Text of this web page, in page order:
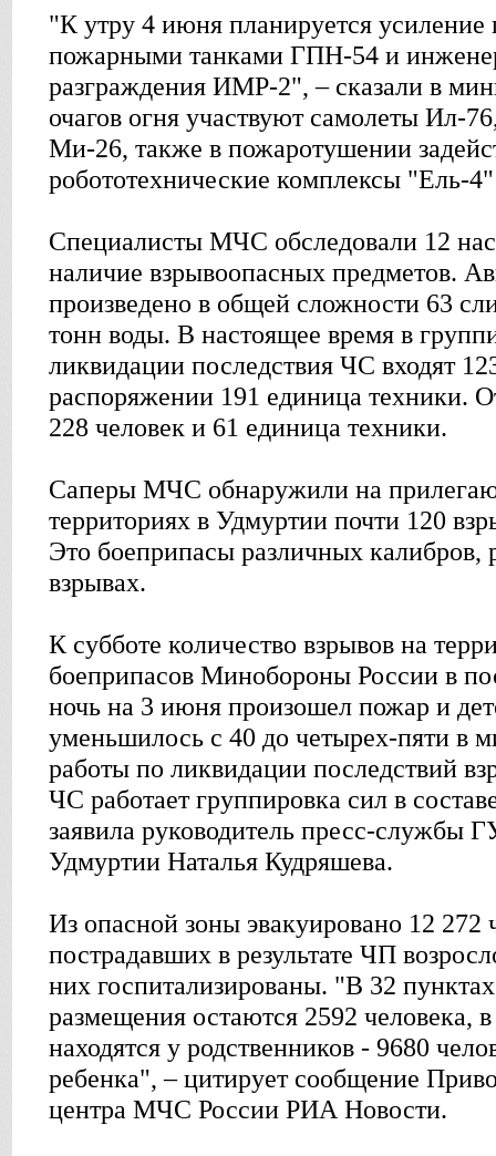
"К утру 4 июня планируется
пожарными танками ГПН-54 и
разграждения ИМР-2", – сказали в
очагов огня участвуют самолеты Ил-
Ми-26, также в пожаротушении
робототехнические комплексы "Ель-
Специалисты МЧС обследовали 12
наличие взрывоопасных предметов.
произведено в общей сложности 63
тонн воды. В настоящее время в
ликвидации последствия ЧС входят
распоряжении 191 единица техники.
228 человек и 61 единица техники.
Саперы МЧС обнаружили на
территориях в Удмуртии почти 120
Это боеприпасы различных калибров,
взрывах.
К субботе количество взрывов на
боеприпасов Минобороны России в
ночь на 3 июня произошел пожар и
уменьшилось с 40 до четырех-пяти в
работы по ликвидации последствий
ЧС работает группировка сил в
заявила руководитель пресс-службы
Удмуртии Наталья Кудряшева.
Из опасной зоны эвакуировано 12 272
пострадавших в результате ЧП
них госпитализированы. "В 32
размещения остаются 2592 человека,
находятся у родственников - 9680
ребенка", – цитирует сообщение
центра МЧС России РИА Новости.